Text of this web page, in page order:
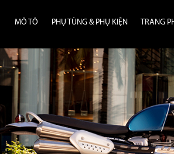
MÔ TÔ PHỤ TÙNG & PHỤ KIỆN TRANG